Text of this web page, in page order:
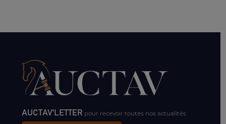
AUCTAV'LETTER pour recevoir toutes nos actualités